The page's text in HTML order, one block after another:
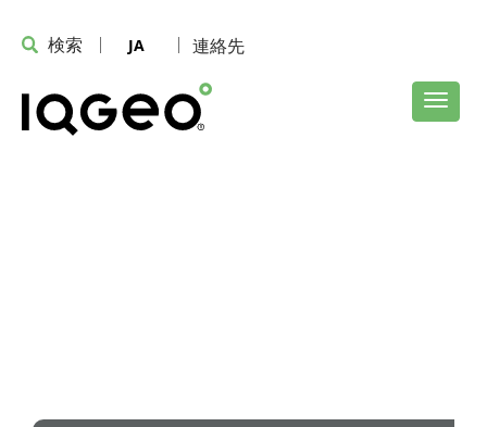
検索 JA 連絡先